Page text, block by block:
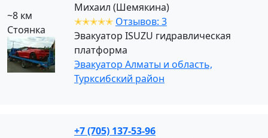
~8 км
Стоянка
Михаил (Шемякина)
✭✭✭✭✭ Отзывов: 3
Эвакуатор ISUZU гидравлическая
платформа
Эвакуатор Алматы и область,
Турксибский район
+7 (705) 137-53-96